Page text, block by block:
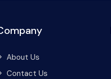
About Us
Contact Us